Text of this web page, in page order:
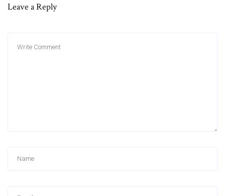
Leave a Reply